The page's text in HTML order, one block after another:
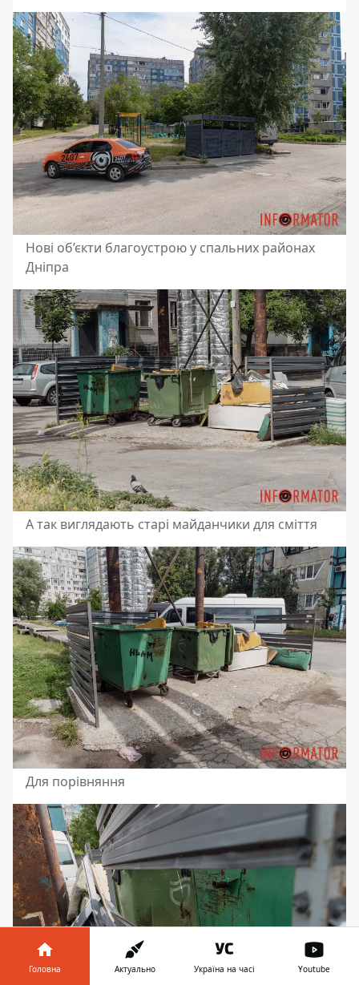
Нові об’єкти благоустрою у спальних районах
Дніпра
А так виглядають старі майданчики для сміття
Для порівняння
Головна Актуально Україна на часі Youtube